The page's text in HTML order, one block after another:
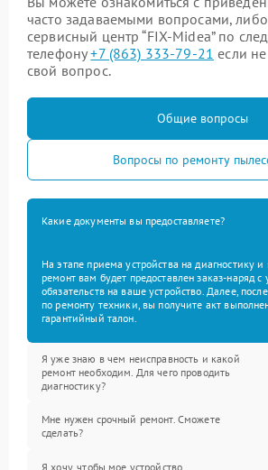
часто задаваемыми вопросами,
сервисный центр “FIX-Midea” по
телефону+7 (863) 333-79-21 если
свой вопрос.
Общие вопросы
Вопросы по ремонту
Какие документы вы предоставляете?
На этапе приема устройства на диагностику
ремонт вам будет предоставлен заказ-наряд
обязательств на ваше устройство. Далее,
по ремонту техники, вы получите акт
гарантийный талон.
Я уже знаю в чем неисправность и какой
ремонт необходим. Для чего проводить
диагностику?
Мне нужен срочный ремонт. Сможете
сделать?
Я хочу, чтобы мое устройство